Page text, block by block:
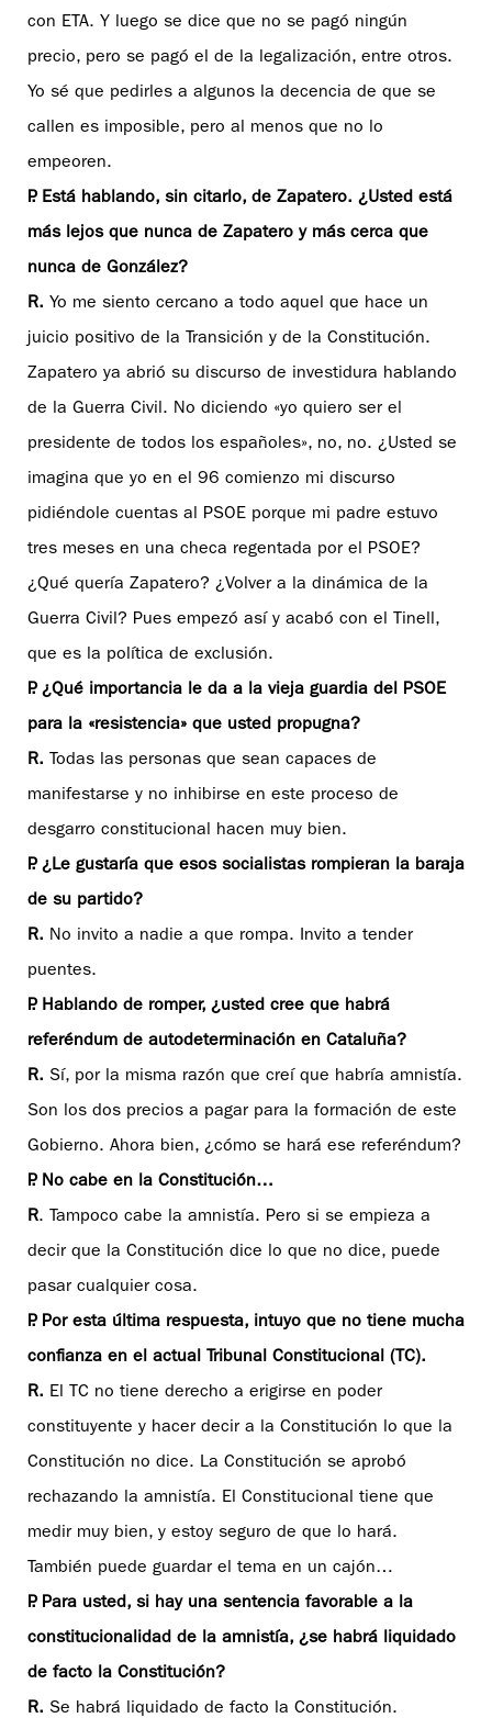
con ETA. Y luego se dice que no se pagó ningún
precio, pero se pagó el de la legalización, entre otros.
Yo sé que pedirles a algunos la decencia de que se
callen es imposible, pero al menos que no lo
empeoren.
P. Está hablando, sin citarlo, de Zapatero. ¿Usted está
más lejos que nunca de Zapatero y más cerca que
nunca de González?
R. Yo me siento cercano a todo aquel que hace un
juicio positivo de la Transición y de la Constitución.
Zapatero ya abrió su discurso de investidura hablando
de la Guerra Civil. No diciendo «yo quiero ser el
presidente de todos los españoles», no, no. ¿Usted se
imagina que yo en el 96 comienzo mi discurso
pidiéndole cuentas al PSOE porque mi padre estuvo
tres meses en una checa regentada por el PSOE?
¿Qué quería Zapatero? ¿Volver a la dinámica de la
Guerra Civil? Pues empezó así y acabó con el Tinell,
que es la política de exclusión.
P. ¿Qué importancia le da a la vieja guardia del PSOE
para la «resistencia» que usted propugna?
R. Todas las personas que sean capaces de
manifestarse y no inhibirse en este proceso de
desgarro constitucional hacen muy bien.
P. ¿Le gustaría que esos socialistas rompieran la baraja
de su partido?
R. No invito a nadie a que rompa. Invito a tender
puentes.
P. Hablando de romper, ¿usted cree que habrá
referéndum de autodeterminación en Cataluña?
R. Sí, por la misma razón que creí que habría amnistía.
Son los dos precios a pagar para la formación de este
Gobierno. Ahora bien, ¿cómo se hará ese referéndum?
P. No cabe en la Constitución…
R. Tampoco cabe la amnistía. Pero si se empieza a
decir que la Constitución dice lo que no dice, puede
pasar cualquier cosa.
P. Por esta última respuesta, intuyo que no tiene mucha
confianza en el actual Tribunal Constitucional (TC).
R. El TC no tiene derecho a erigirse en poder
constituyente y hacer decir a la Constitución lo que la
Constitución no dice. La Constitución se aprobó
rechazando la amnistía. El Constitucional tiene que
medir muy bien, y estoy seguro de que lo hará.
También puede guardar el tema en un cajón…
P. Para usted, si hay una sentencia favorable a la
constitucionalidad de la amnistía, ¿se habrá liquidado
de facto la Constitución?
R. Se habrá liquidado de facto la Constitución.